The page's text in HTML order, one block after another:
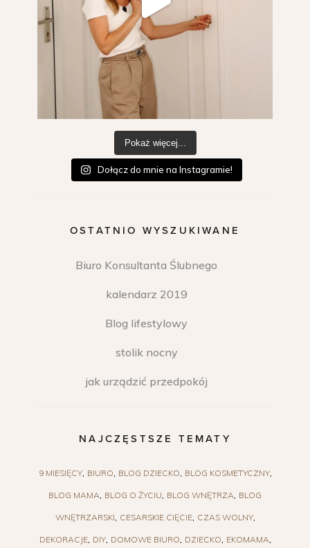
Pokaż więcej...
Dołącz do mnie na Instagramie!
OSTATNIO WYSZUKIWANE
Biuro Konsultanta Ślubnego
kalendarz 2019
Blog lifestylowy
stolik nocny
jak urządzić przedpokój
NAJCZĘSTSZE TEMATY
9 MIESIĘCY BIURO BLOG DZIECKO BLOG KOSMETYCZNY
BLOG MAMA BLOG O ŻYCIU BLOG WNĘTRZA BLOG
WNĘTRZARSKI CESARSKIE CIĘCIE CZAS WOLNY
DEKORACJE DIY DOMOWE BIURO DZIECKO EKOMAMA